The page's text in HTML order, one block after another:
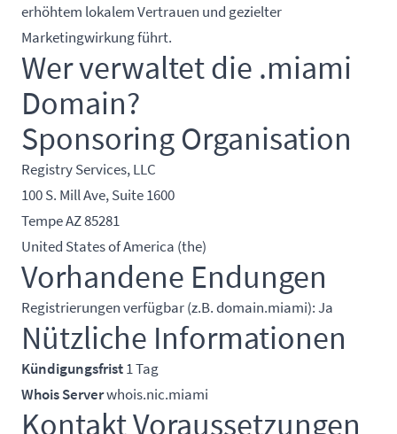
erhöhtem lokalem Vertrauen und gezielter
Marketingwirkung führt.
Wer verwaltet die .miami
Domain?
Sponsoring Organisation
Registry Services, LLC
100 S. Mill Ave, Suite 1600
Tempe AZ 85281
United States of America (the)
Vorhandene Endungen
Registrierungen verfügbar (z.B. domain.miami): Ja
Nützliche Informationen
Kündigungsfrist1 Tag
Whois Serverwhois.nic.miami
Kontakt Voraussetzungen